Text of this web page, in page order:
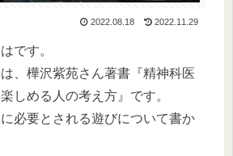
2022.08.18 2022.11.29
です。
、樺沢紫苑さん著書『精神科医
しめる人の考え方』です。
必要とされる遊びについて書か